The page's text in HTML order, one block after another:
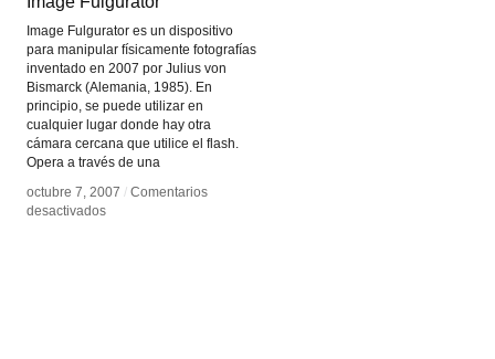
Image Fulgurator es un dispositivo
para manipular físicamente fotografías
inventado en 2007 por Julius von
Bismarck (Alemania, 1985). En
principio, se puede utilizar en
cualquier lugar donde hay otra
cámara cercana que utilice el flash.
Opera a través de una
octubre 7, 2007 / Comentarios
desactivadosen
octubre 7, 2007 / Comentarios
desactivadosen